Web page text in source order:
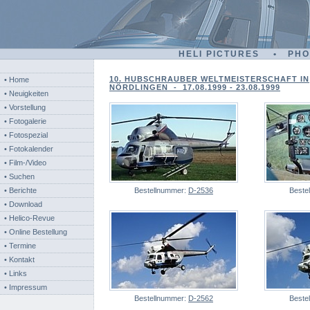
HELI PICTURES •
• Home
• Neuigkeiten
• Vorstellung
• Fotogalerie
• Fotospezial
• Fotokalender
• Film-/Video
• Suchen
• Berichte
• Download
• Helico-Revue
• Online Bestellung
• Termine
• Kontakt
• Links
• Impressum
10. HUBSCHRAUBER WELTMEISTERSCHAFT IN
NÖRDLINGEN - 17.08.1999 - 23.08.1999
Bestellnummer: D-2536
Bestellnummer: D-2562